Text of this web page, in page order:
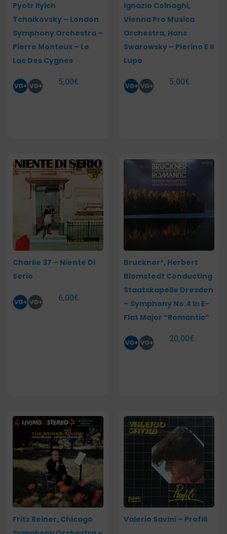
Pyotr Ilyich
Tchaikovsky – London
Symphony Orchestra –
Pierre Monteux – Le
Lac Des Cygnes
5,00€
Ignazio Colnaghi,
Vienna Pro Musica
Orchestra, Hans
Swarowsky – Pierino E Il
Lupo
5,00€
Charlie 37 – Niente Di
Serio
6,00€
Bruckner*, Herbert
Blomstedt Conducting
Staatskapelle Dresden
– Symphony No.4 In E-
Flat Major “Romantic”
20,00€
Fritz Reiner, Chicago
Valerio Savini – Profili